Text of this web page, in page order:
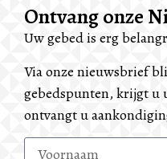
Ontvang onze
Uw gebed is erg
Via onze nieuwsbrief
gebedspunten, krijgt u
ontvangt u